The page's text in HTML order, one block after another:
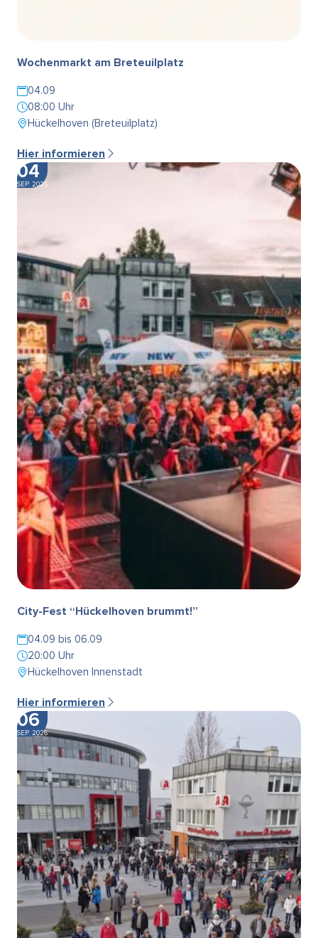
Wochenmarkt am Breteuilplatz
04.09
08:00 Uhr
Hückelhoven (Breteuilplatz)
Hier informieren
04
SEP. 2026
City-Fest “Hückelhoven brummt!”
04.09 bis 06.09
20:00 Uhr
Hückelhoven Innenstadt
Hier informieren
06
SEP. 2026